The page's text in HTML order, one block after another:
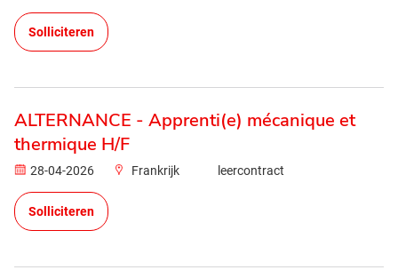
Solliciteren
ALTERNANCE - Apprenti(e) mécanique et
thermique H/F
28-04-2026 Frankrijk leercontract
Solliciteren